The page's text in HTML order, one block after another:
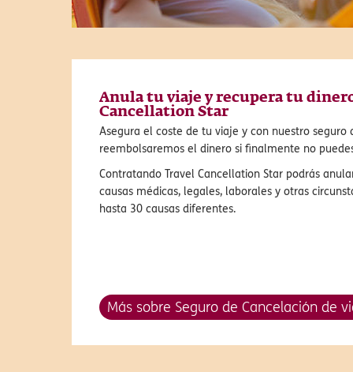
Anula tu viaje y recupera tu
Cancellation Star
Asegura el coste de tu viaje y con nuestro seguro
reembolsaremos el dinero si finalmente no
Contratando Travel Cancellation Star podrás
causas médicas, legales, laborales y otras
hasta 30 causas diferentes.
Más sobre Seguro de Cancelación de